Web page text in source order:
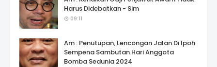
Harus Didebatkan - Sim
09:11
Am : Penutupan, Lencongan Jalan Di Ipoh
Sempena Sambutan Hari Anggota
Bomba Sedunia 2024